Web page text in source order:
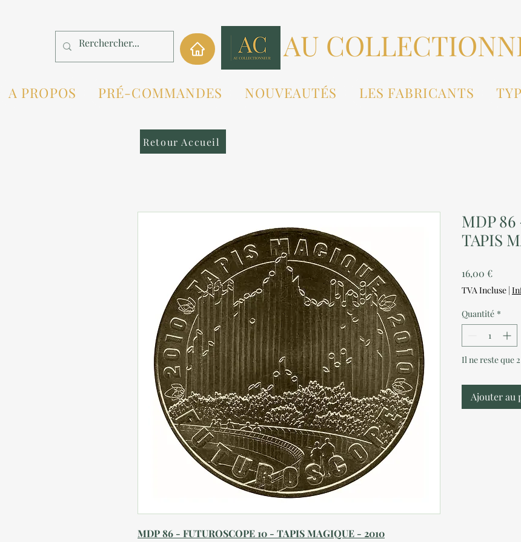
AU
A PROPOS PRÉ-COMMANDES NOUVEAUTÉS LES FABRICANTS
MDP 86 - FUTUROSCOPE 10 - TAPIS MAGIQUE - 2010
MDP 86
TAPIS
16,00 €Prix
TVA Incluse |
Quantité *
Il ne reste que
Ajouter au
Retour Accueil